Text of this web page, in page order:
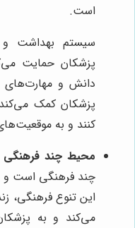
است.
سیستم بهداشت و
پزشکان حمایت
دانش و مهارت‌های
پزشکان کمک
کنند و به
محیط چند فرهنگی
چند فرهنگی است و
این تنوع فرهنگی،
می‌کند و به